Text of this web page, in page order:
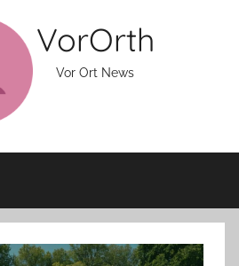
VorOrth
Vor Ort News